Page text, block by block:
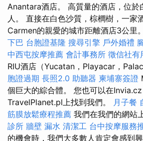
Anantara酒店。 高質量的酒店，位於
人。 直接在白色沙質，棕櫚樹，一家
Carmen的親愛的城市距離酒店3公里
下巴 台胞證基隆 搜尋引擎 戶外婚禮
中西屯按摩推薦 會計事務所 徵信社有
RIU酒店（Yucatan，Playacar，
胞證過期 長照2.0 助聽器 柬埔寨簽證
個巨大的綜合體。 您也可以在
TravelPlanet.pl上找到我們。 月子餐
筋膜放鬆療程推薦 我們在我們的網站
診所 牆壁 漏水 清潔工 台中按摩服務
的機會時，我們大多數人肯定會感到興